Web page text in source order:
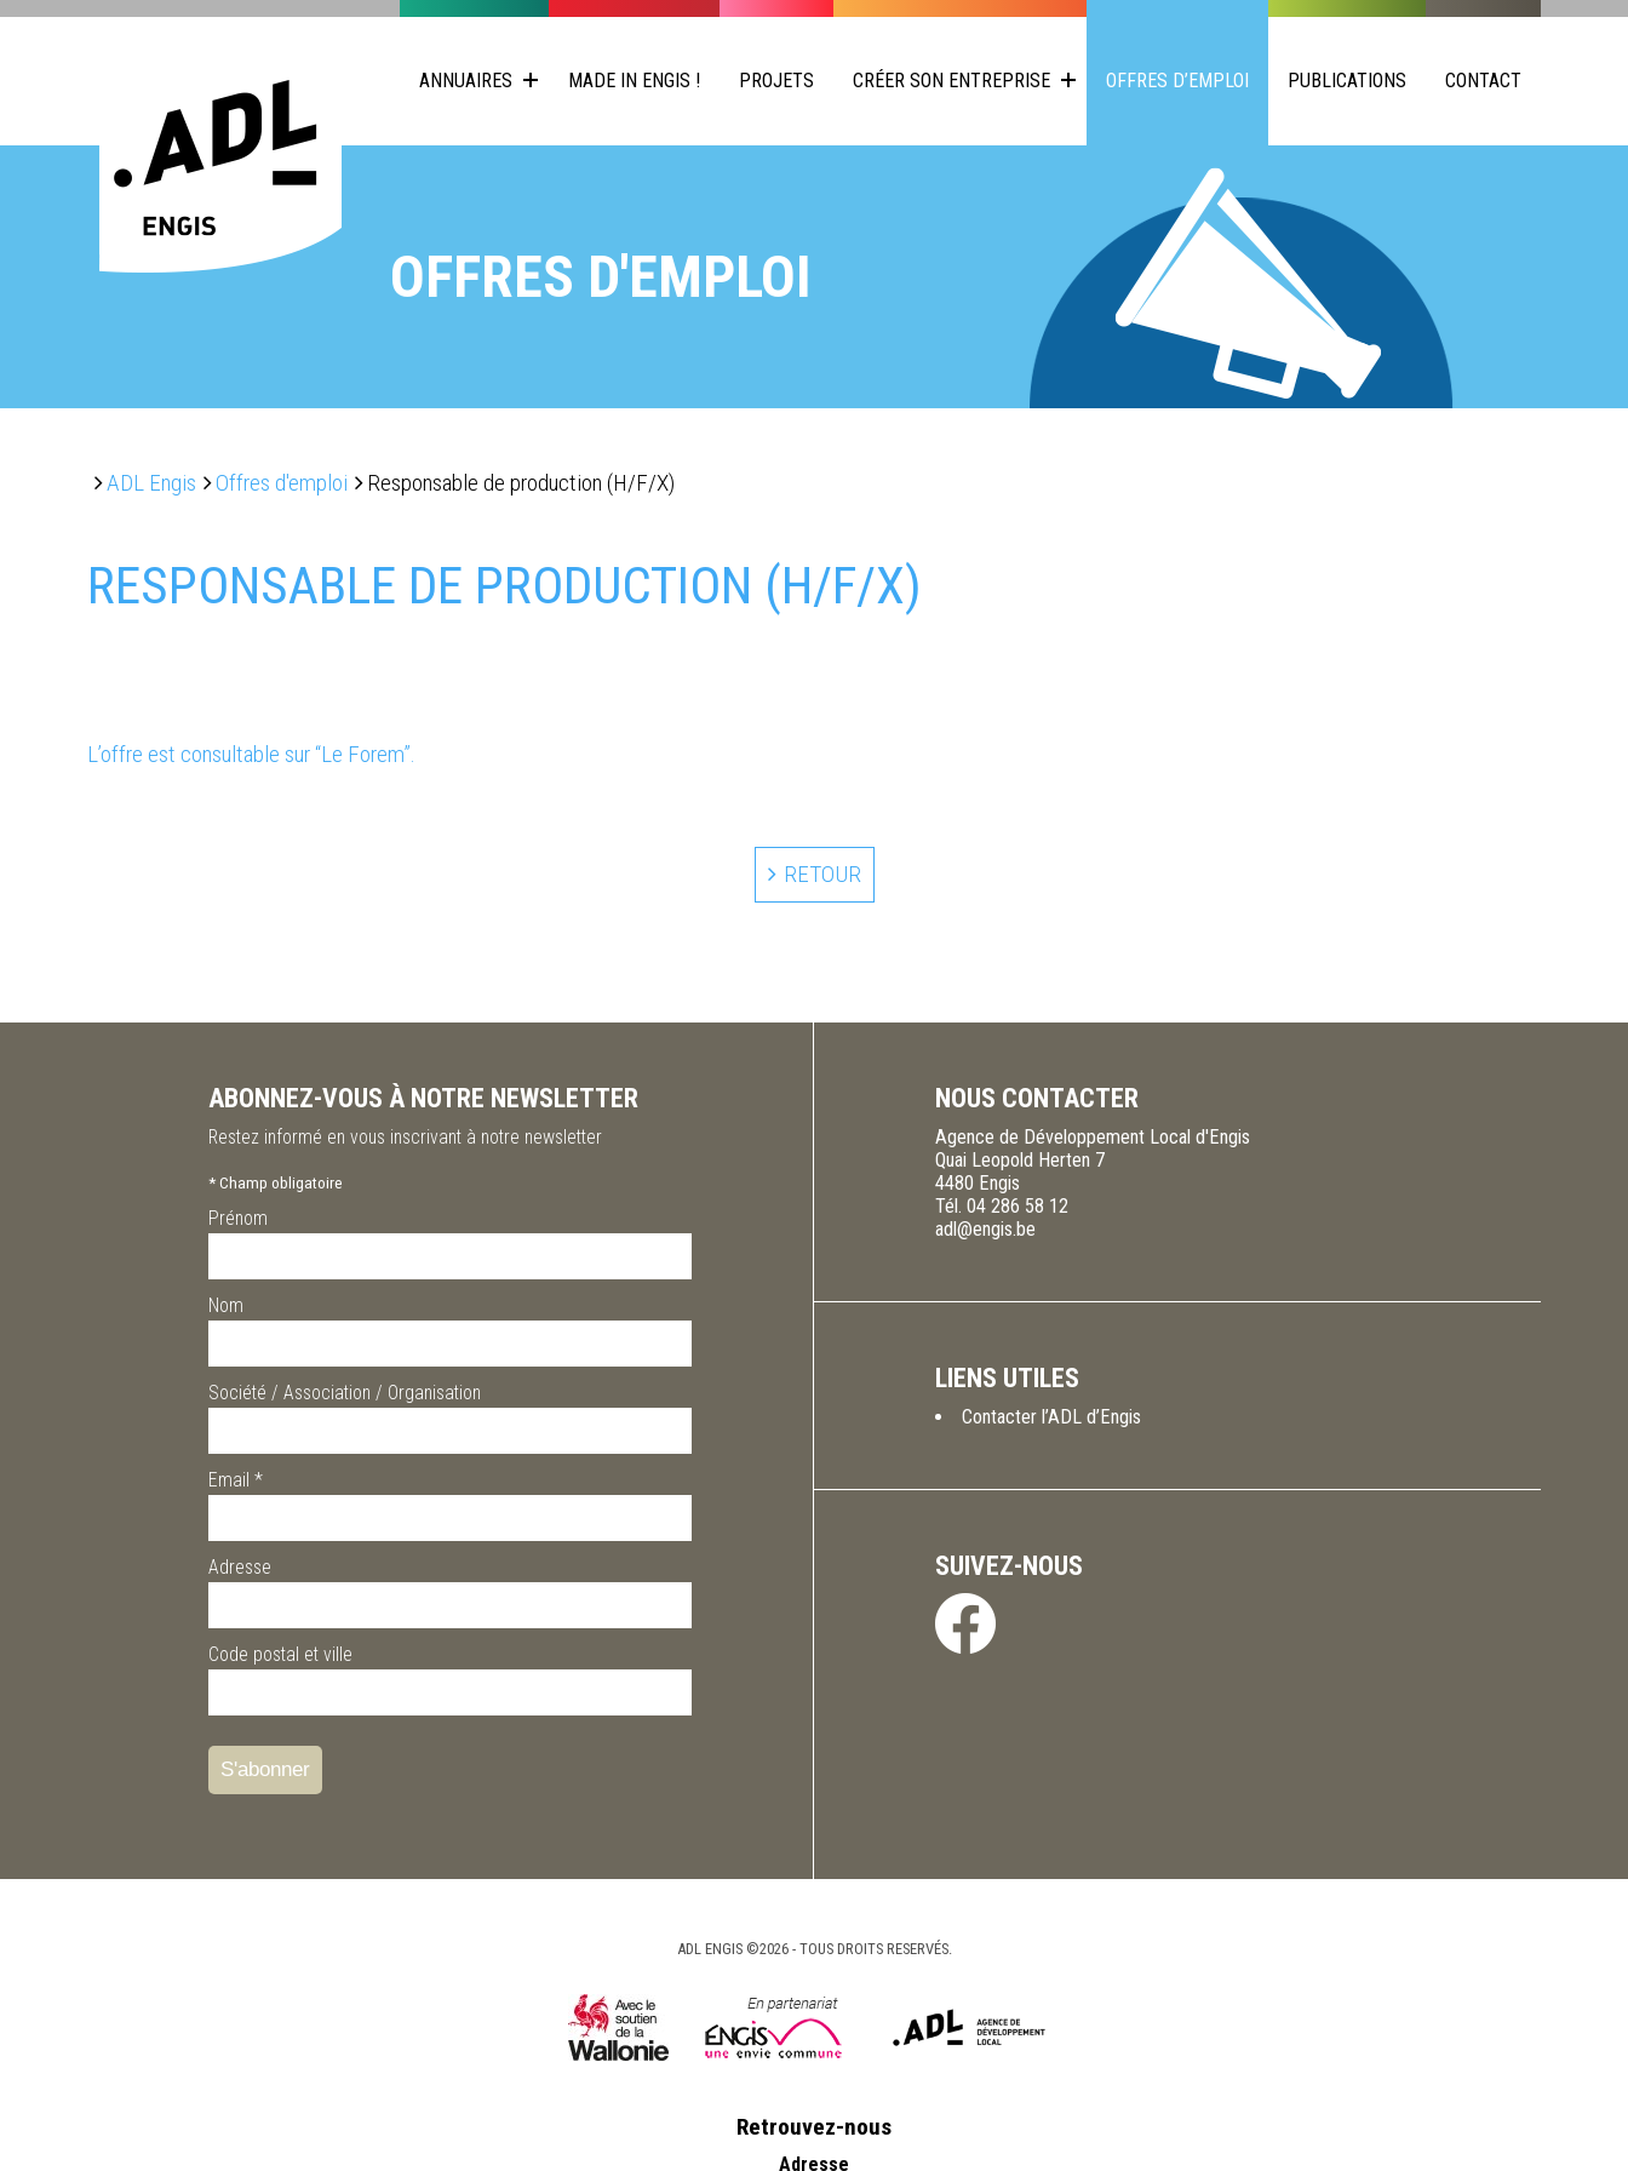
ANNUAIRES MADE IN ENGIS ! PROJETS CRÉER SON ENTREPRISE OFFRES D’EMPLOI PUBLICATIONS CONTACT
OFFRES D'EMPLOI
ADL Engis Offres d'emploi Responsable de production (H/F/X)
RESPONSABLE DE PRODUCTION (H/F/X)
L’offre est consultable sur “Le Forem”.
RETOUR
ABONNEZ-VOUS À NOTRE NEWSLETTER
Restez informé en vous inscrivant à notre newsletter
*Champ obligatoire
Prénom
Nom
Société / Association / Organisation
Email *
Adresse
Code postal et ville
NOUS CONTACTER
Agence de Développement Local d'Engis
Quai Leopold Herten 7
4480 Engis
Tél. 04 286 58 12
adl@engis.be
LIENS UTILES
Contacter l’ADL d’Engis
SUIVEZ-NOUS
ADL ENGIS ©2026 - TOUS DROITS RESERVÉS.
Retrouvez-nous
Adresse